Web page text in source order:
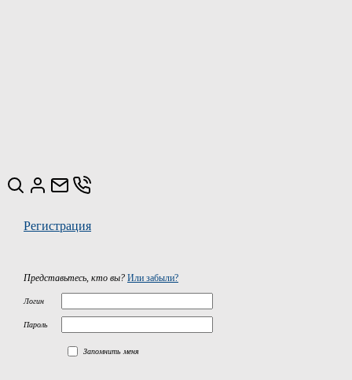
Регистрация
Представьтесь, кто вы? Или забыли?
Логин
Пароль
Запомнить меня